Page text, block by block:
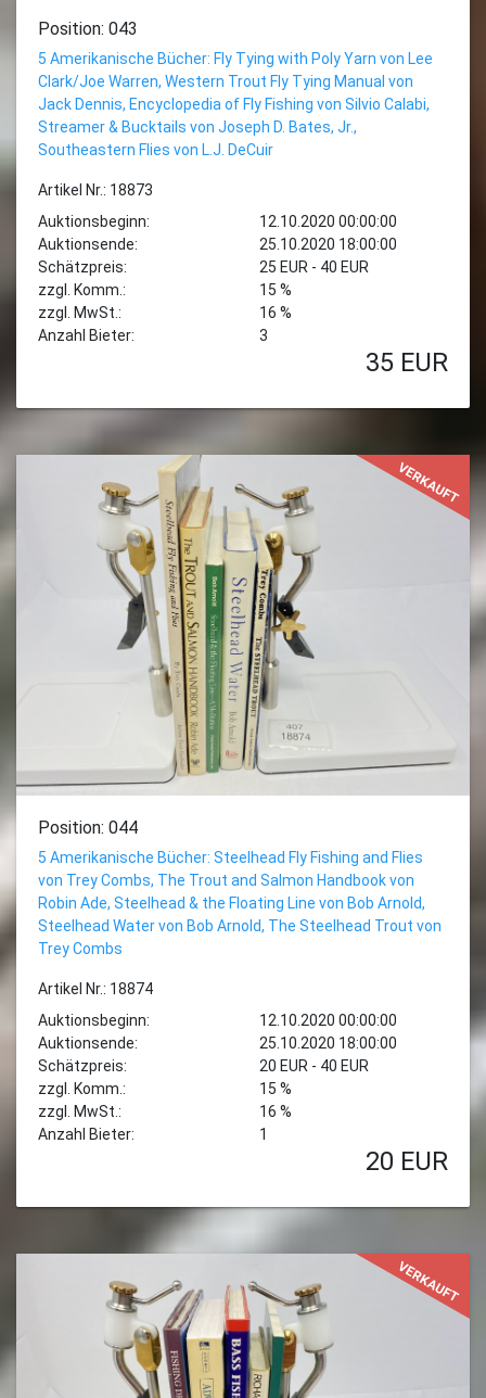
Position: 043
5 Amerikanische Bücher: Fly Tying with Poly Yarn von Lee
Clark/Joe Warren, Western Trout Fly Tying Manual von
Jack Dennis, Encyclopedia of Fly Fishing von Silvio Calabi,
Streamer & Bucktails von Joseph D. Bates, Jr.,
Southeastern Flies von L.J. DeCuir
Artikel Nr.: 18873
Auktionsbeginn:
12.10.2020 00:00:00
Auktionsende:
25.10.2020 18:00:00
Schätzpreis:
25 EUR - 40 EUR
zzgl. Komm.:
15 %
zzgl. MwSt.:
16 %
Anzahl Bieter:
3
35 EUR
VERKAUFT
Position: 044
5 Amerikanische Bücher: Steelhead Fly Fishing and Flies
von Trey Combs, The Trout and Salmon Handbook von
Robin Ade, Steelhead & the Floating Line von Bob Arnold,
Steelhead Water von Bob Arnold, The Steelhead Trout von
Trey Combs
Artikel Nr.: 18874
Auktionsbeginn:
12.10.2020 00:00:00
Auktionsende:
25.10.2020 18:00:00
Schätzpreis:
20 EUR - 40 EUR
zzgl. Komm.:
15 %
zzgl. MwSt.:
16 %
Anzahl Bieter:
1
20 EUR
VERKAUFT